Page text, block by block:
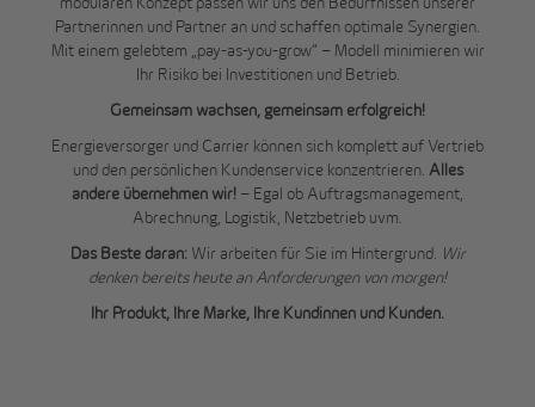
Partnerinnen und Partner an und schaffen optimale Synergien.
Mit einem gelebtem „pay-as-you-grow“ – Modell minimieren wir
Ihr Risiko bei Investitionen und Betrieb.
Gemeinsam wachsen, gemeinsam erfolgreich!
Energieversorger und Carrier können sich komplett auf Vertrieb
und den persönlichen Kundenservice konzentrieren. Alles
andere übernehmen wir! – Egal ob Auftragsmanagement,
Abrechnung, Logistik, Netzbetrieb uvm.
Das Beste daran:Wir arbeiten für Sie im Hintergrund. Wir
denken bereits heute an Anforderungen von morgen!
Ihr Produkt, Ihre Marke, Ihre Kundinnen und Kunden.